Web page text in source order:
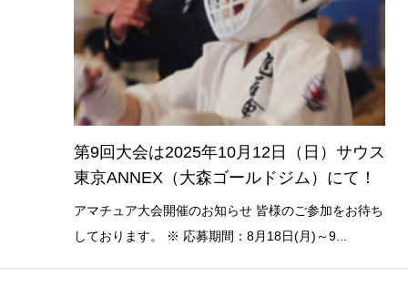
第9回大会は2025年10月12日（日）サウス
東京ANNEX（大森ゴールドジム）にて！
アマチュア大会開催のお知らせ 皆様のご参加をお待ち
しております。 ※ 応募期間：8月18日(月)～9...